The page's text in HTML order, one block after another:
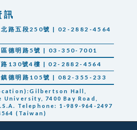
訊
北路五段250號 | 02-2882-4564
區德明路5號 | 03-350-7001
路130號4樓 | 02-2882-4564
鎮德明路105號 | 082-355-233
Hall,
University, 7400 Bay Road,
Telephone: 1-989-964-2497
(Taiwan)